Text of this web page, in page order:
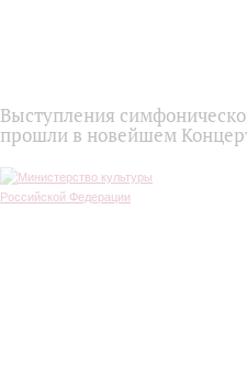
Выступления
прошли в новейшем